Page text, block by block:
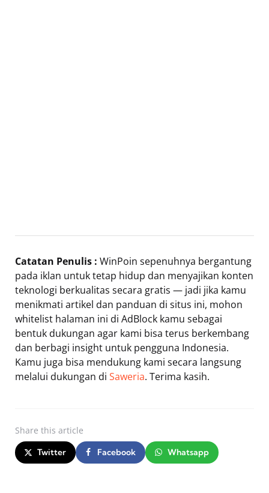
Catatan Penulis : WinPoin sepenuhnya bergantung
pada iklan untuk tetap hidup dan menyajikan konten
teknologi berkualitas secara gratis — jadi jika kamu
menikmati artikel dan panduan di situs ini, mohon
whitelist halaman ini di AdBlock kamu sebagai
bentuk dukungan agar kami bisa terus berkembang
dan berbagi insight untuk pengguna Indonesia.
Kamu juga bisa mendukung kami secara langsung
melalui dukungan di Saweria. Terima kasih.
Share this article
Twitter Facebook Whatsapp